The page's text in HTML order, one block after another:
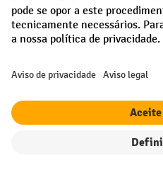
Proteção de dados
Todos os preços excl. IVA mais
entrega, se não indicado o contrário.
¹ O desconto é válido enquanto